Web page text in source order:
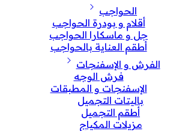
الحواجب
أقلام و بودرة الحواجب
جل و ماسكارا الحواجب
أطقم العناية بالحواجب
الفرش و الإسفنجات
فرش الوجه
الإسفنجات و المطبقات
باليتات التجميل
أطقم التجميل
مزيلات المكياج